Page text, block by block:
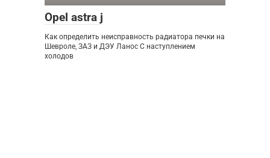
Opel astra j
Как определить неисправность радиатора печки на
Шевроле, ЗАЗ и ДЭУ Ланос С наступлением
холодов